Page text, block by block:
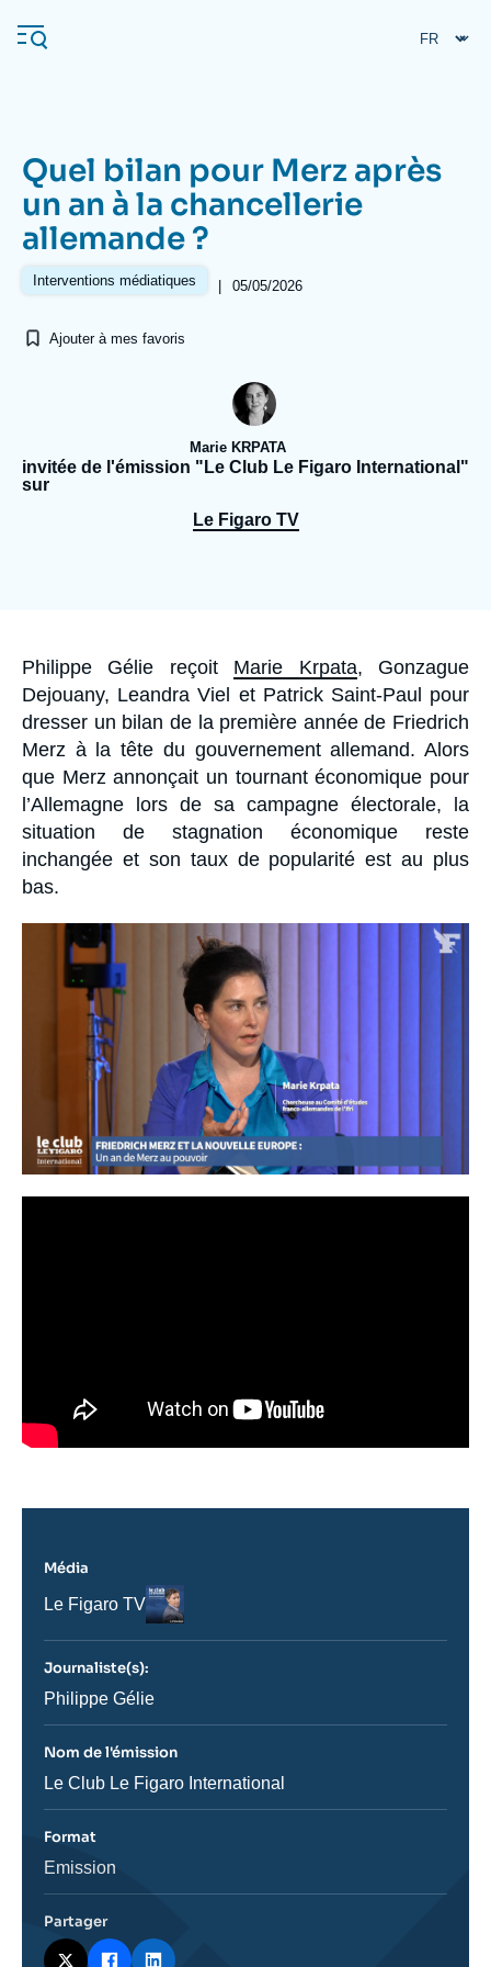
au
contenu
Navigation
principale
L'Ifri
À propos de l'Ifri
Proche-Orient
Quel bilan pour Merz après
un an à la chancellerie
allemande ?
Interventions médiatiques | 05/05/2026
Ajouter à mes favoris
Marie KRPATA
invitée de l'émission "Le Club Le Figaro International"
sur
Le Figaro TV
Accroche
Philippe Gélie reçoit Marie Krpata, Gonzague
Dejouany, Leandra Viel et Patrick Saint-Paul pour
dresser un bilan de la première année de Friedrich
Merz à la tête du gouvernement allemand. Alors
que Merz annonçait un tournant économique pour
l’Allemagne lors de sa campagne électorale, la
situation de stagnation économique reste
inchangée et son taux de popularité est au plus
bas.
Image
principale
médiatique
Média
Nom
journal,
ou
émission
Le Figaro TV
Logo
Journaliste(s):
Journaliste
Philippe Gélie
Nom de l'émission
Nom
Le Club Le Figaro International
Format
Catégorie
Emission
Partager